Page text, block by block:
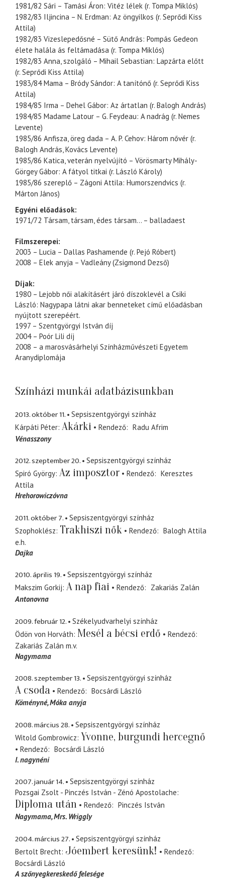
1981/82 Sári – Tamási Áron: Vitéz lélek (r. Tompa Miklós)
1982/83 Iljincina – N. Erdman: Az öngyilkos (r. Seprődi Kiss
Attila)
1982/83 Vizeslepedősné – Sütő András: Pompás Gedeon
élete halála ás feltámadása (r. Tompa Miklós)
1982/83 Anna, szolgáló – Mihail Sebastian: Lapzárta előtt
(r. Seprődi Kiss Attila)
1983/84 Mama – Bródy Sándor: A tanítónő (r. Seprődi Kiss
Attila)
1984/85 Irma – Dehel Gábor: Az ártatlan (r. Balogh András)
1984/85 Madame Latour – G. Feydeau: A nadrág (r. Nemes
Levente)
1985/86 Anfisza, öreg dada – A. P. Cehov: Három nővér (r.
Balogh András, Kovács Levente)
1985/86 Katica, veterán nyelvújító – Vörösmarty Mihály-
Görgey Gábor: A fátyol titkai (r. László Károly)
1985/86 szereplő – Zágoni Attila: Humorszendvics (r.
Márton János)
Egyéni előadások:
1971/72 Társam, társam, édes társam... – balladaest
Filmszerepei:
2003 – Lucia – Dallas Pashamende (r. Pejó Róbert)
2008 – Elek anyja – Vadleány (Zsigmond Dezső)
Díjak:
1980 – Lejobb női alakításért járó díszoklevél a Csiki
László: Nagypapa látni akar benneteket című előadásban
nyújtott szerepéért.
1997 – Szentgyörgyi István díj
2004 – Poór Lili díj
2008 – a marosvásárhelyi Színházművészeti Egyetem
Aranydiplomája
Színházi munkái adatbázisunkban
2013. október 11.
Sepsiszentgyörgyi színház
Kárpáti Péter Akárki Rendező
Radu Afrim
Vénasszony
2012. szeptember 20.
Sepsiszentgyörgyi színház
Spiró György Az imposztor Rendező
Keresztes
Attila
Hrehorowiczóvna
2011. október 7.
Sepsiszentgyörgyi színház
Szophoklész Trakhiszi nők Rendező
Balogh Attila
e.h.
Dajka
2010. április 19.
Sepsiszentgyörgyi színház
Makszim Gorkij A nap fiai Rendező
Zakariás Zalán
Antonovna
2009. február 12.
Székelyudvarhelyi színház
Ödön von Horváth Mesél a bécsi erdő
Rendező
Zakariás Zalán m.v.
Nagymama
2008. szeptember 13. Sepsiszentgyörgyi színház
A csoda Rendező
Bocsárdi László
Köményné Móka anyja
2008. március 28.
Sepsiszentgyörgyi színház
Witold Gombrowicz Yvonne, burgundi hercegnő
Rendező
Bocsárdi László
I. nagynéni
2007. január 14.
Sepsiszentgyörgyi színház
Pozsgai Zsolt - Pinczés István - Zénó Apostolache
Diploma után Rendező
Pinczés István
Nagymama Mrs. Wriggly
2004. március 27.
Sepsiszentgyörgyi színház
Bertolt Brecht Jóembert keresünk!
Rendező
Bocsárdi László
A szőnyegkereskedő felesége